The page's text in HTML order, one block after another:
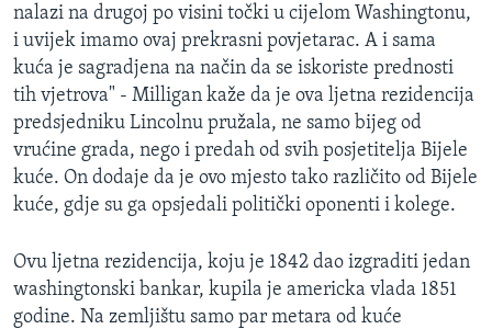
nalazi na drugoj po visini točki u cijelom Washingtonu,
i uvijek imamo ovaj prekrasni povjetarac. A i sama
kuća je sagradjena na način da se iskoriste prednosti
tih vjetrova" - Milligan kaže da je ova ljetna rezidencija
predsjedniku Lincolnu pružala, ne samo bijeg od
vrućine grada, nego i predah od svih posjetitelja Bijele
kuće. On dodaje da je ovo mjesto tako različito od Bijele
kuće, gdje su ga opsjedali politički oponenti i kolege.
Ovu ljetna rezidencija, koju je 1842 dao izgraditi jedan
washingtonski bankar, kupila je americka vlada 1851
godine. Na zemljištu samo par metara od kuće